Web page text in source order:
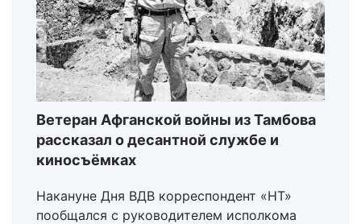
Ветеран Афганской войны из Тамбова
рассказал о десантной службе и
киносъёмках
Накануне Дня ВДВ корреспондент «НТ»
пообщался с руководителем исполкома